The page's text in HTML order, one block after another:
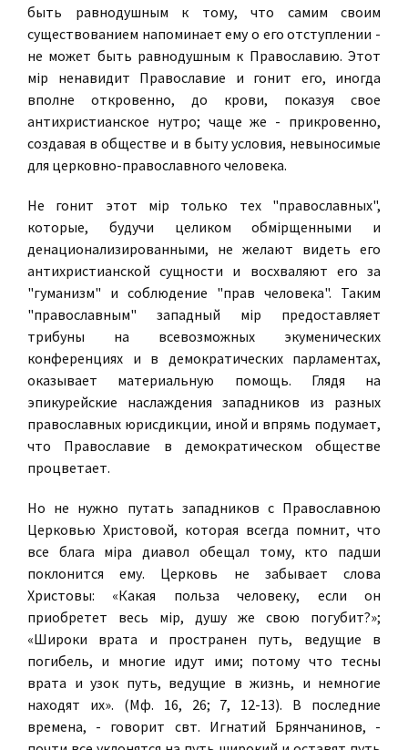
быть равнодушным к тому, что самим своим
существованием напоминает ему о его отступлении -
не может быть равнодушным к Православию. Этот
мiр ненавидит Православие и гонит его, иногда
вполне откровенно, до крови, показуя свое
антихристианское нутро; чаще же - прикровенно,
создавая в обществе и в быту условия, невыносимые
для церковно-православного человека.
Не гонит этот мiр только тех "православных",
которые, будучи целиком обмiрщенными и
денационализированными, не желают видеть его
антихристианской сущности и восхваляют его за
"гуманизм" и соблюдение "прав человека". Таким
"православным" западный мiр предоставляет
трибуны на всевозможных экуменических
конференциях и в демократических парламентах,
оказывает материальную помощь. Глядя на
эпикурейские наслаждения западников из разных
православных юрисдикции, иной и впрямь подумает,
что Православие в демократическом обществе
процветает.
Но не нужно путать западников с Православною
Церковью Христовой, которая всегда помнит, что
все блага мiра диавол обещал тому, кто падши
поклонится ему. Церковь не забывает слова
Христовы: «Какая польза человеку, если он
приобретет весь мip, душу же свою погубит?»;
«Широки врата и пространен путь, ведущие в
погибель, и многие идут ими; потому что тесны
врата и узок путь, ведущие в жизнь, и немногие
находят их». (Мф. 16, 26; 7, 12-13). В последние
времена, - говорит свт. Игнатий Брянчанинов, -